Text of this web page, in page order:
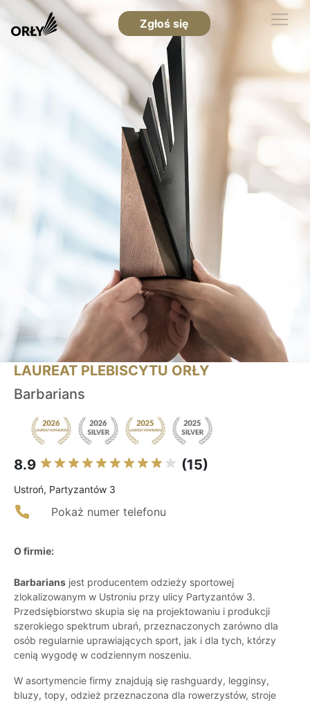
Zgłoś się
LAUREAT PLEBISCYTU ORŁY
Barbarians
8.9 (15)
Ustroń, Partyzantów 3
Pokaż numer telefonu
O firmie:
Barbarians jest producentem odzieży sportowej
zlokalizowanym w Ustroniu przy ulicy Partyzantów 3.
Przedsiębiorstwo skupia się na projektowaniu i produkcji
szerokiego spektrum ubrań, przeznaczonych zarówno dla
osób regularnie uprawiających sport, jak i dla tych, którzy
cenią wygodę w codziennym noszeniu.
W asortymencie firmy znajdują się rashguardy, legginsy,
bluzy, topy, odzież przeznaczona dla rowerzystów, stroje